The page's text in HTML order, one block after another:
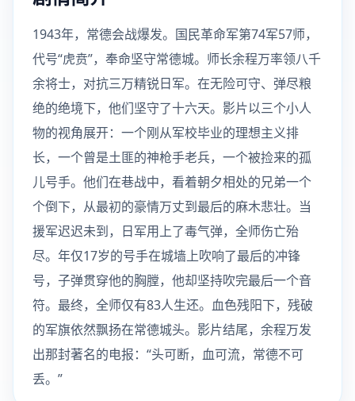
1943年，常德会战爆发。国民革命军第74军57师，
代号“虎贲”，奉命坚守常德城。师长余程万率领八千
余将士，对抗三万精锐日军。在无险可守、弹尽粮
绝的绝境下，他们坚守了十六天。影片以三个小人
物的视角展开：一个刚从军校毕业的理想主义排
长，一个曾是土匪的神枪手老兵，一个被捡来的孤
儿号手。他们在巷战中，看着朝夕相处的兄弟一个
个倒下，从最初的豪情万丈到最后的麻木悲壮。当
援军迟迟未到，日军用上了毒气弹，全师伤亡殆
尽。年仅17岁的号手在城墙上吹响了最后的冲锋
号，子弹贯穿他的胸膛，他却坚持吹完最后一个音
符。最终，全师仅有83人生还。血色残阳下，残破
的军旗依然飘扬在常德城头。影片结尾，余程万发
出那封著名的电报：“头可断，血可流，常德不可
丢。”